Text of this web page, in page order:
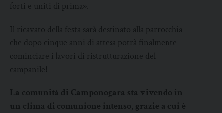
forti e uniti di prima».
Il ricavato della festa sarà destinato alla parrocchia
che dopo cinque anni di attesa potrà finalmente
cominciare i lavori di ristrutturazione del
campanile!
La comunità di Camponogara sta vivendo in
un clima di comunione intenso, grazie a cui è